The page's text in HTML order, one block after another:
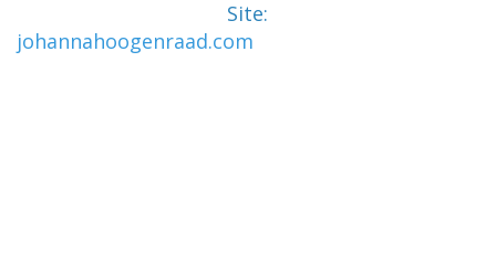
Site:
johannahoogenraad.com